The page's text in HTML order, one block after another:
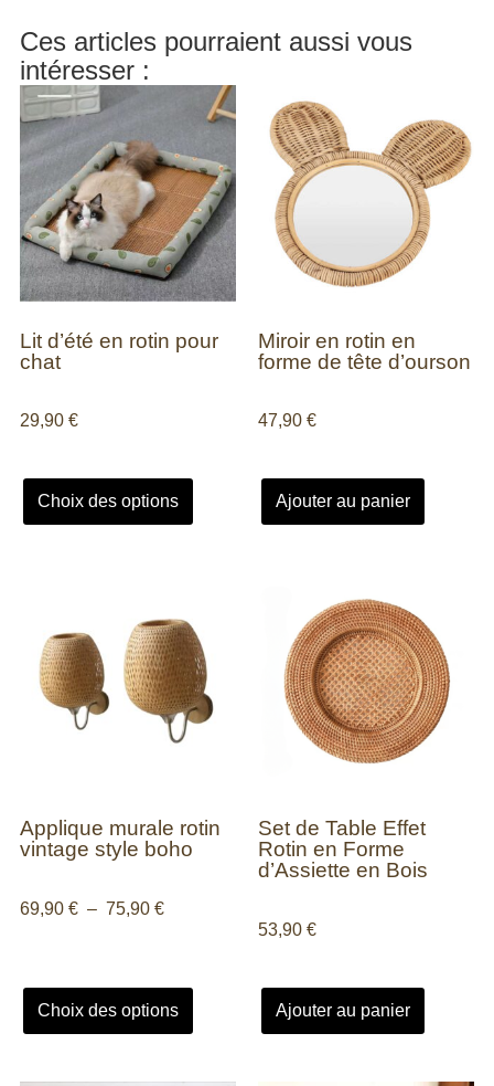
Ces articles pourraient aussi vous
intéresser :
Lit d’été en rotin pour
chat
29,90 €
Choix des options
Miroir en rotin en
forme de tête d’ourson
47,90 €
Ajouter au panier
Applique murale rotin
vintage style boho
69,90 € – 75,90 €
Choix des options
Set de Table Effet
Rotin en Forme
d’Assiette en Bois
53,90 €
Ajouter au panier